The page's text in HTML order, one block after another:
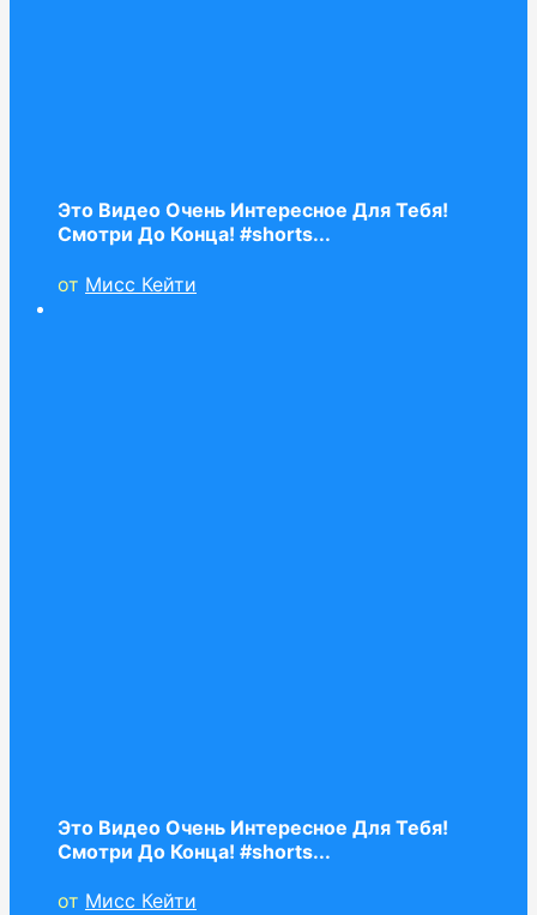
Это Видео Очень Интересное Для Тебя!
Смотри До Конца! #shorts...
от Мисс Кейти
Это Видео Очень Интересное Для Тебя!
Смотри До Конца! #shorts...
от Мисс Кейти